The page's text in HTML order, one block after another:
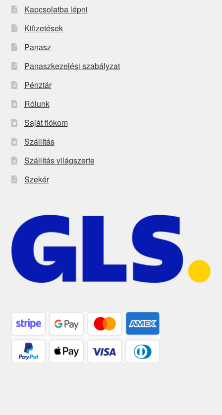
Kapcsolatba lépni
Kifizetések
Panasz
Panaszkezelési szabályzat
Pénztár
Rólunk
Saját fiókom
Szállítás
Szállítás világszerte
Szekér